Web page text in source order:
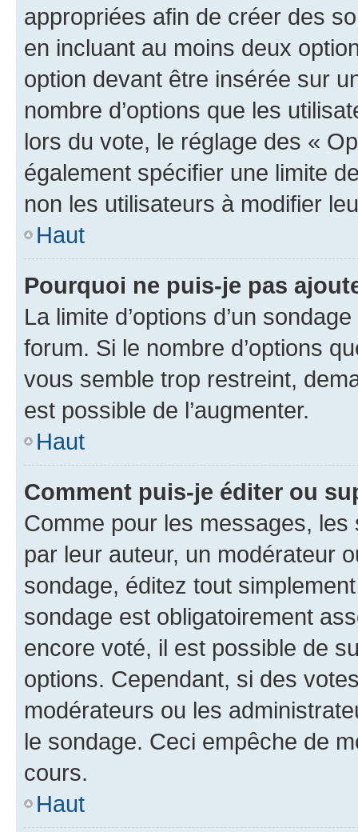
appropriées afin de créer des
en incluant au moins deux
option devant être insérée sur
nombre d’options que les
lors du vote, le réglage des «
également spécifier une limite
non les utilisateurs à modifier
Haut
Pourquoi ne puis-je pas
La limite d’options d’un
forum. Si le nombre d’options
vous semble trop restreint,
est possible de l’augmenter.
Haut
Comment puis-je éditer ou
Comme pour les messages,
par leur auteur, un modérateur
sondage, éditez tout
sondage est obligatoirement
encore voté, il est possible de
options. Cependant, si des
modérateurs ou les
le sondage. Ceci empêche de
cours.
Haut